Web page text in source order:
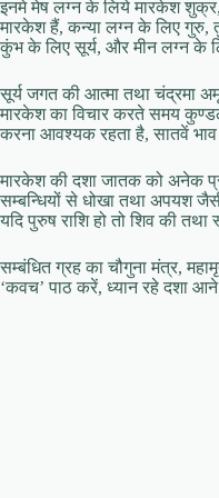
इनमे मेष लग्न के लिये मारकेश
मारकेश हैं, कन्या लग्न के लिए
कुंभ के लिए सूर्य, और मीन लग्न के
सूर्य जगत की आत्मा तथा चंद्रमा
मारकेश का विचार करते समय
करना आवश्यक रहता है, सातवें भाव
मारकेश की दशा जातक को अनेक
सम्बन्धियों से धोखा तथा अपयश
यदि पुरुष राशि हो तो शिव की
सम्बंधित ग्रह का चौगुना मंत्र,
‘कवच’ पाठ करें, ध्यान रहे दशा